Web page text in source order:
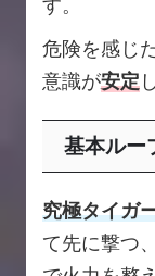
す。
危険を感じ
意識が安定
基本ルー
究極タイガ
て先に撃つ